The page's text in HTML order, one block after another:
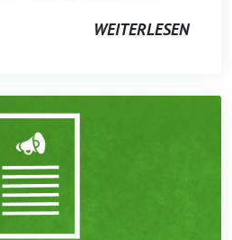
WEITERLESEN